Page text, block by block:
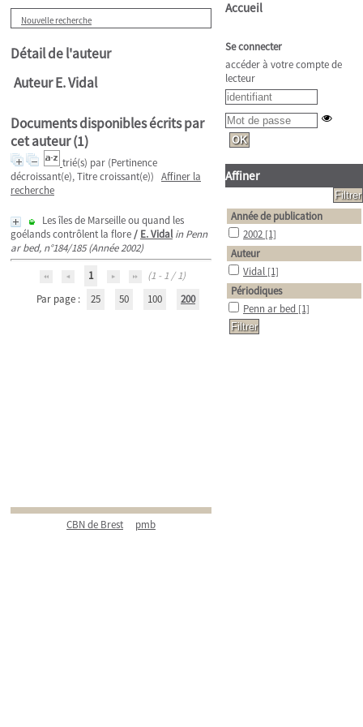
Nouvelle recherche
Détail de l'auteur
Auteur E. Vidal
Documents disponibles écrits par
cet auteur (1)
trié(s) par (Pertinence
décroissant(e), Titre croissant(e)) Affiner la
recherche
Les îles de Marseille ou quand les
goélands contrôlent la flore/ E. Vidal in Penn
ar bed, n°184/185 (Année 2002)
1
(1 - 1 / 1)
Par page :
25 50 100 200
CBN de Brest pmb
Accueil
Se connecter
accéder à votre compte de
lecteur
Affiner
Année de publication
2002 [1]
Auteur
Vidal [1]
Périodiques
Penn ar bed [1]